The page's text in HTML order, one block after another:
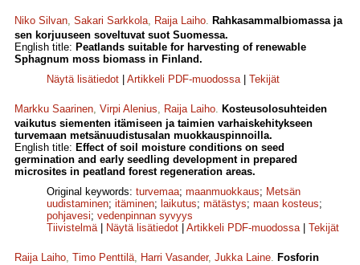
Niko Silvan, Sakari Sarkkola, Raija Laiho. Rahkasammalbiomassa ja
sen korjuuseen soveltuvat suot Suomessa.
English title: Peatlands suitable for harvesting of renewable
Sphagnum moss biomass in Finland.
Näytä lisätiedot
Artikkeli PDF-muodossa| Tekijät
Markku Saarinen, Virpi Alenius, Raija Laiho. Kosteusolosuhteiden
vaikutus siementen itämiseen ja taimien varhaiskehitykseen
turvemaan metsänuudistusalan muokkauspinnoilla.
English title: Effect of soil moisture conditions on seed
germination and early seedling development in prepared
microsites in peatland forest regeneration areas.
Original keywords: turvemaa; maanmuokkaus; Metsän
uudistaminen; itäminen; laikutus; mätästys; maan kosteus;
pohjavesi; vedenpinnan syvyys
Tiivistelmä| Näytä lisätiedot Artikkeli PDF-muodossa| Tekijät
Raija Laiho, Timo Penttilä, Harri Vasander, Jukka Laine. Fosforin